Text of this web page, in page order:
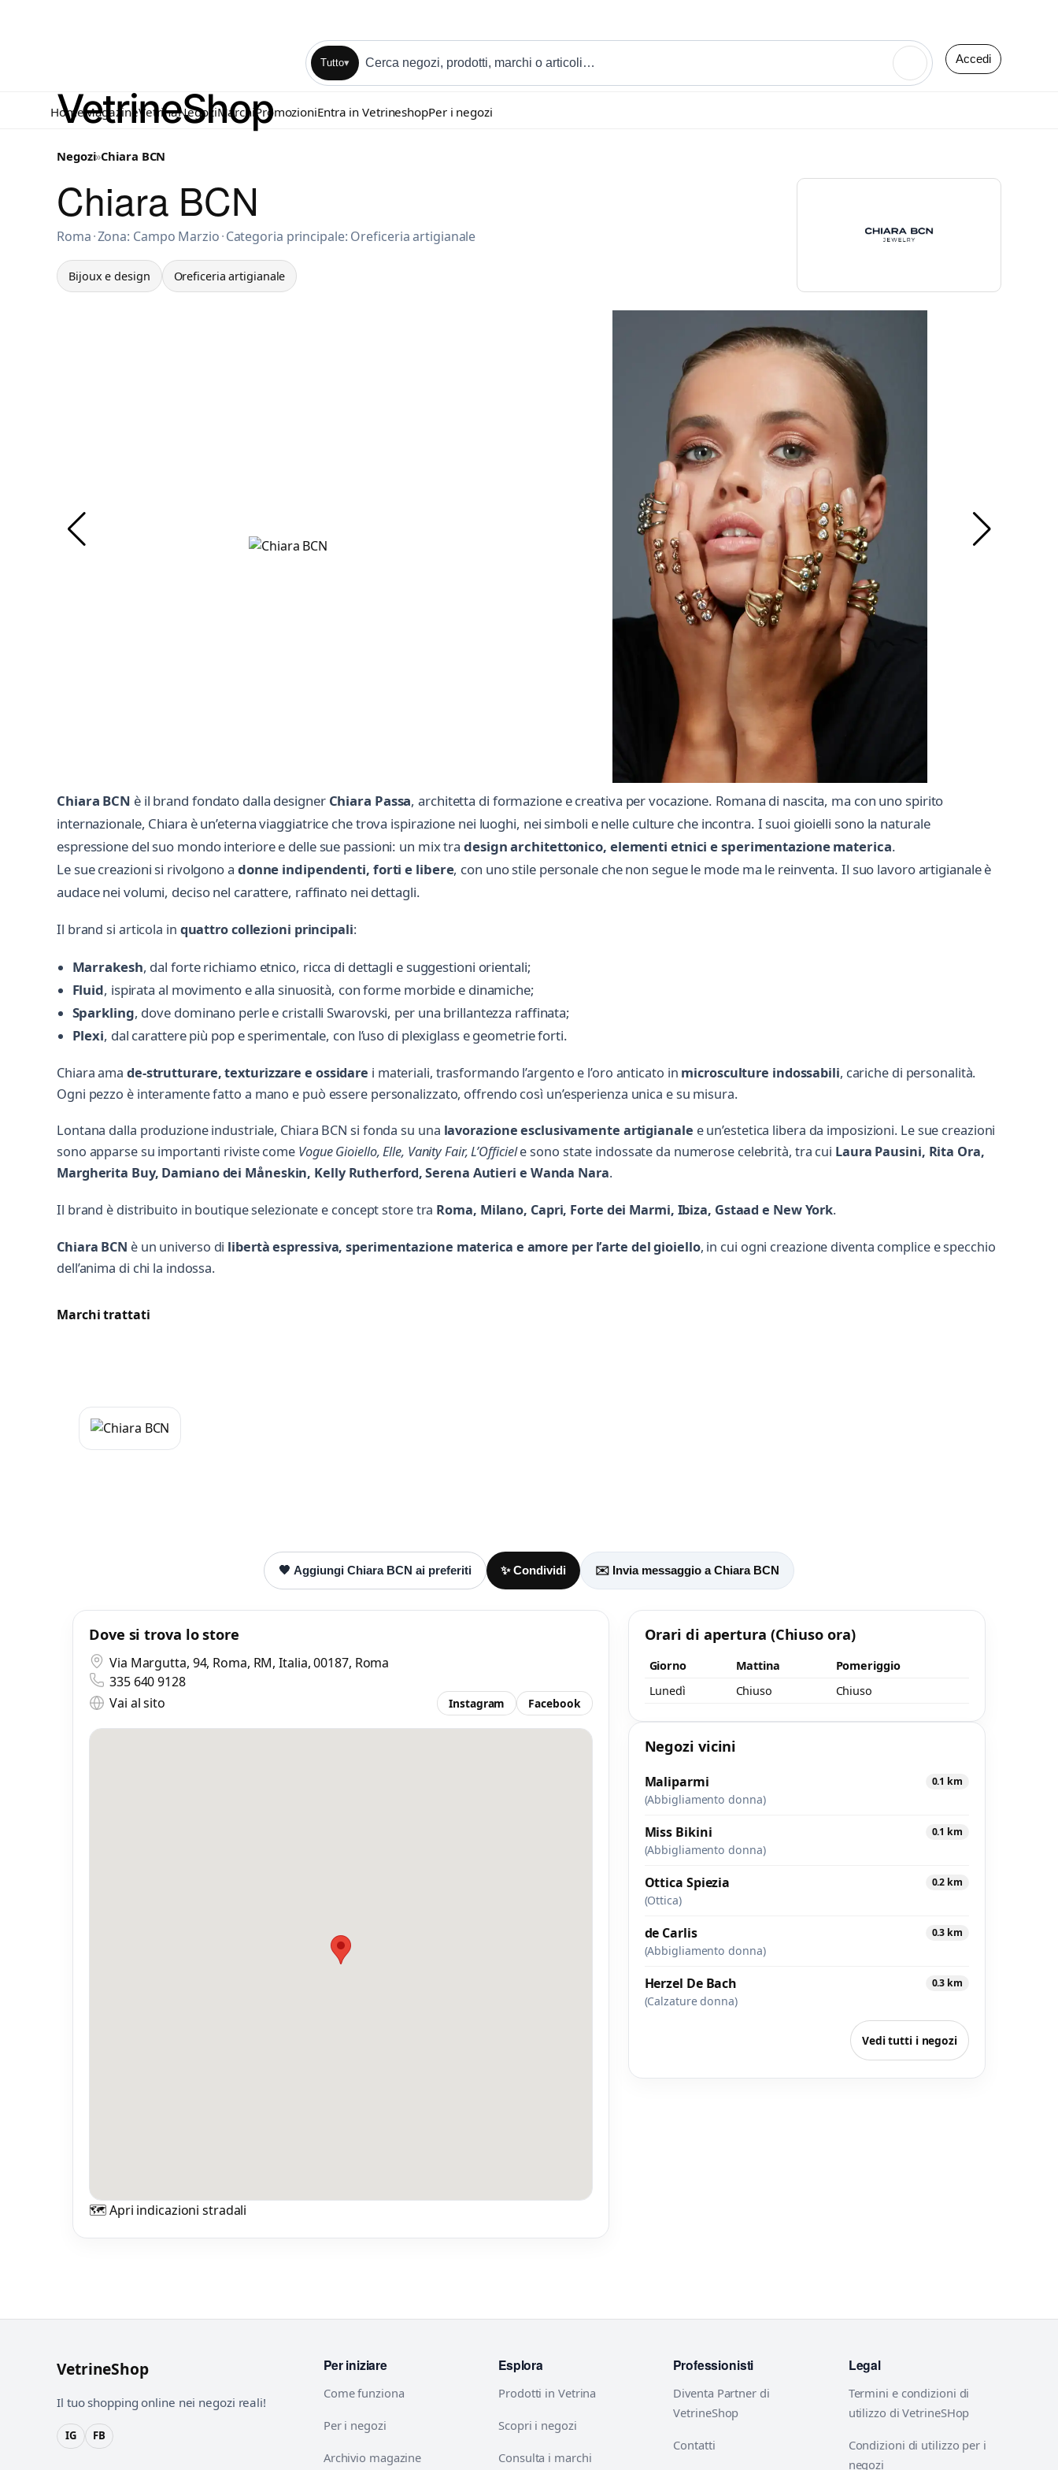
Tutto▾ Accedi
HomeMagazineVetrinaNegoziMarchi PromozioniEntra in VetrineshopPer i negozi
Negozi»Chiara BCN
Chiara BCN
Bijoux e design a Roma
Roma·Zona: Campo Marzio·Categoria principale: Oreficeria artigianale
Bijoux e design Oreficeria artigianale
Chiara BCN è il brand fondato dalla designer Chiara Passa, architetta di formazione e creativa per vocazione. Romana di nascita, ma con uno spirito
internazionale, Chiara è un’eterna viaggiatrice che trova ispirazione nei luoghi, nei simboli e nelle culture che incontra. I suoi gioielli sono la naturale
espressione del suo mondo interiore e delle sue passioni: un mix tradesign architettonico, elementi etnici e sperimentazione materica.
Le sue creazioni si rivolgono a donne indipendenti, forti e libere, con uno stile personale che non segue le mode ma le reinventa. Il suo lavoro artigianale è
audace nei volumi, deciso nel carattere, raffinato nei dettagli.
Il brand si articola in quattro collezioni principali:
Marrakesh, dal forte richiamo etnico, ricca di dettagli e suggestioni orientali;
Fluid, ispirata al movimento e alla sinuosità, con forme morbide e dinamiche;
Sparkling, dove dominano perle e cristalli Swarovski, per una brillantezza raffinata;
Plexi, dal carattere più pop e sperimentale, con l’uso di plexiglass e geometrie forti.
Chiara ama de-strutturare, texturizzare e ossidare i materiali, trasformando l’argento e l’oro anticato in microsculture indossabili, cariche di personalità.
Ogni pezzo è interamente fatto a mano e può essere personalizzato, offrendo così un’esperienza unica e su misura.
Lontana dalla produzione industriale, Chiara BCN si fonda su una lavorazione esclusivamente artigianale e un’estetica libera da imposizioni. Le sue creazioni
sono apparse su importanti riviste come Vogue Gioiello, Elle, Vanity Fair, L’Officiele sono state indossate da numerose celebrità, tra cui Laura Pausini, Rita Ora,
Margherita Buy, Damiano dei Måneskin, Kelly Rutherford, Serena Autieri e Wanda Nara.
Il brand è distribuito in boutique selezionate e concept store tra Roma, Milano, Capri, Forte dei Marmi, Ibiza, Gstaad e New York.
Chiara BCN è un universo di libertà espressiva, sperimentazione materica e amore per l’arte del gioiello, in cui ogni creazione diventa complice e specchio
dell’anima di chi la indossa.
Marchi trattati
🖤 Aggiungi Chiara BCN ai preferiti ✨ Condividi ✉️ Invia messaggio a Chiara BCN
Dove si trova lo store
Via Margutta, 94, Roma, RM, Italia, 00187, Roma
335 640 9128
Vai al sito
Instagram Facebook
🗺️ Apri indicazioni stradali
Orari di apertura (Chiuso ora)
Giorno Mattina
Pomeriggio
Lunedì
Chiuso Chiuso
Negozi vicini
Maliparmi 0.1 km
(Abbigliamento donna)
Miss Bikini 0.1 km
(Abbigliamento donna)
Ottica Spiezia 0.2 km
(Ottica)
de Carlis 0.3 km
(Abbigliamento donna)
Herzel De Bach 0.3 km
(Calzature donna)
Vedi tutti i negozi
Scrivi a Chiara BCN
Invia un messaggio diretto al negozio
VetrineShop
Il tuo shopping online nei negozi reali!
IG FB
Per iniziare
Come funziona
Per i negozi
Archivio magazine
Esplora
Prodotti in Vetrina
Scopri i negozi
Consulta i marchi
Professionisti
Diventa Partner di
VetrineShop
Contatti
Legal
Termini e condizioni di
utilizzo di VetrineSHop
Condizioni di utilizzo per i
negozi